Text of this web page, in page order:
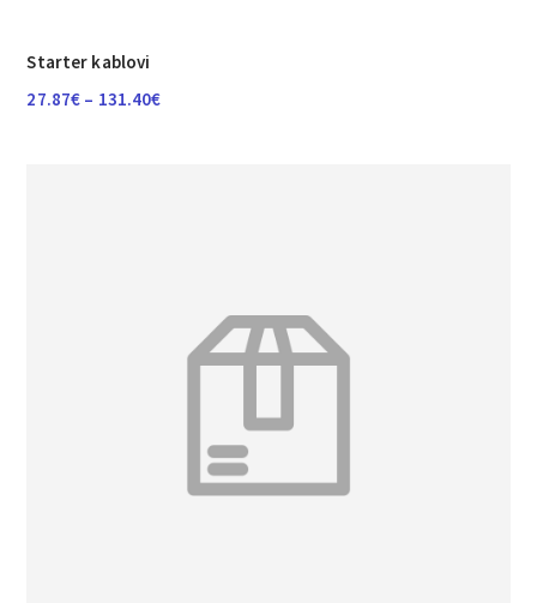
Starter kablovi
27.87€ – 131.40€Raspon